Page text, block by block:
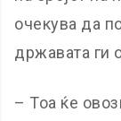
очекува да
државата ги
– Тоа ќе